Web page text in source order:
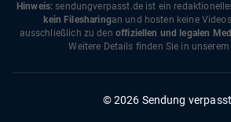
Hinweis: sendungverpasst.de ist ein
kein Filesharingan und hosten keine
ausschließlich zu den offiziellen und legalen
Weitere Details finden Sie in unserem
© 2026 Sendung verpasst